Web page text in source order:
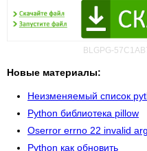
BLGPG-
Новые материалы:
Неизменяемый список
Python библиотека pillow
Oserror errno 22 invalid
Python как обновить